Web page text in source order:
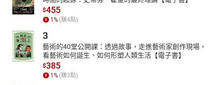
$455
1 % (賺4點)
3
藝術的40堂公開課：透過故事，走進藝術家創作現場，
看藝術如何誕生、如何形塑人類生活【電子書】
$385
1 % (賺3點)